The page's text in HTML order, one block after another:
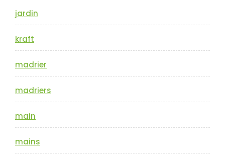
jardin
kraft
madrier
madriers
main
mains